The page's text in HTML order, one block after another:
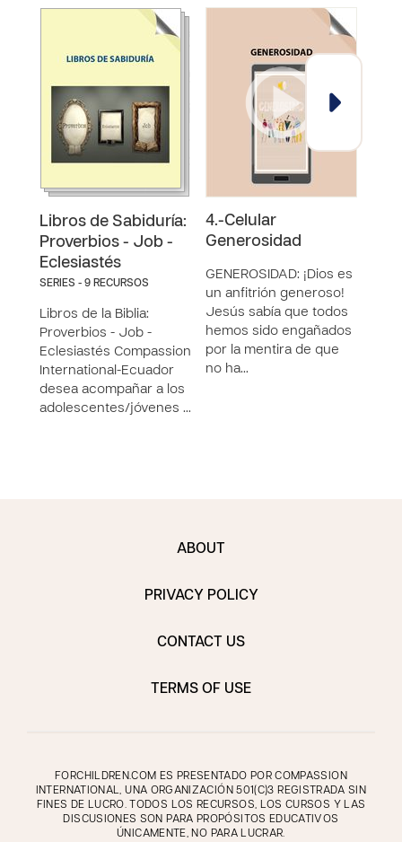
Libros de Sabiduría:
Proverbios - Job -
Eclesiastés
SERIES - 9 RECURSOS
Libros de la Biblia:
Proverbios - Job -
Eclesiastés Compassion
International-Ecuador
desea acompañar a los
adolescentes/jóvenes …
4.-Celular
Generosidad
GENEROSIDAD: ¡Dios es
un anfitrión generoso!
Jesús sabía que todos
hemos sido engañados
por la mentira de que
no ha…
ABOUT
PRIVACY POLICY
CONTACT US
TERMS OF USE
FORCHILDREN.COM ES PRESENTADO POR COMPASSION
INTERNATIONAL, UNA ORGANIZACIÓN 501(C)3 REGISTRADA SIN
FINES DE LUCRO. TODOS LOS RECURSOS, LOS CURSOS Y LAS
DISCUSIONES SON PARA PROPÓSITOS EDUCATIVOS
ÚNICAMENTE, NO PARA LUCRAR.